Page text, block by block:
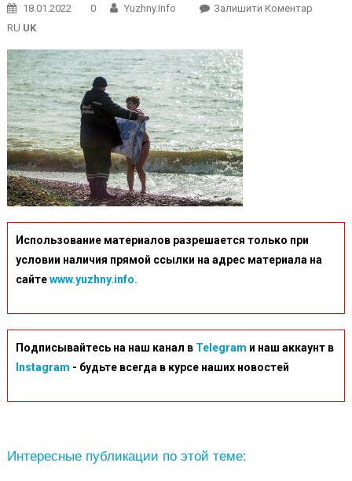
18.01.2022 0 Yuzhny.info Залишити КоментарOn
RU UK
Использование материалов разрешается только при
условии наличия прямой ссылки на адрес материала на
сайтеwww.yuzhny.info.
Подписывайтесь на наш канал в Telegram и наш аккаунт в
Instagram - будьте всегда в курсе наших новостей
Интересные публикации по этой теме: